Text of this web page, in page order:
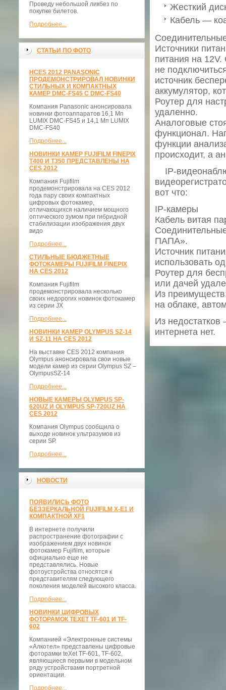
Проведу небольшой ликбез по
покупке билетов.
Подробнее...
СТАТЬИ ПО ФОТО
НCES 2012 PANASONIC
ПРОДЕМОНСТРИРОВАЛ НОВИНКИ
СТИЛЬНЫХ И КОМПАКТНЫХ
КАМЕР DMC-FS45 С DMC-FS40
Компания Panasonic анонсировала
новинки фотоаппаратов 16,1 Мп
LUMIX DMC-FS45 и 14,1 Мп LUMIX
DMC-FS40
Подробнее...
НОВИНКИ КАМЕР FUJIFILM FINEPIX
T400 И T350 ПРЕДСТАВЛЕНЫ НА
CES 2012
Компания Fujifilm
продемонстрировала на CES 2012
года пару своих компактных
цифровых фотокамер,
отличающихся наличием мощного
оптического зумом при гибридной
стабилизации изображения двух
видо
Подробнее...
СТИЛЬНЫЕ БЮДЖЕТНЫЕ
ФОТОКАМЕРЫ FUJIFILM FINEPIX
НА CES 2012
Компания Fujifilm
продемонстрировала несколько
своих недорогих новинок фотокамер
из серии JX
Подробнее...
НОВИНКИ КАМЕР OLYMPUS SZ-14
И SZ-11 НА CES 2012
На выставке CES 2012 компания
Olympus анонсировала свои новые
модели камер из серии Olympus SZ –
OlympusSZ-14
Подробнее...
НОВЫЕ КАМЕРЫ OLYMPUS SP-
620UZ И OLYMPUS SP-720UZ НА
CES 2012
Компания Olympus сообщила о
выходе новинок ультразумов из
серии SP.
Подробнее...
НОВОСТИ
ПОЯВИЛИСЬ ФОТО
БЕЗЗЕРКАЛЬНОЙ FUJIFILM X-E1 И
КОМПАКТНОЙ XF1
В интернете получили
распространение фотографии с
изображением двух новинок
фотокамер Fujifilm, которые
официально еще не
представлялись. Новые
фотоустройства относятся к
представителям следующего
поколения моделей высокого класса.
Подробнее...
НОВИНКИ ЦИФРОВЫХ
ФОТОРАМОК TEXET TF-601 И TF-
602
Компанией «Электронные системы
«Алкотел» представлены цифровые
фоторамки teXet TF-601, TF-602,
являющиеся первыми в модельном
ряду устройствами портретной
ориентации.
Подробнее...
Жесткий
Кабель —
Источники
питания на 12V.
не
источник
аккумулятор,
Роутер для
удаленно.
Аналоговые
функционал.
функции
происходит, а
IP-
вот что:
IP-камеры
Кабель витая
ПАПА».
Источник
использовать
Роутер для
или дачей
Из
на облаке,
Из
интернета нет.